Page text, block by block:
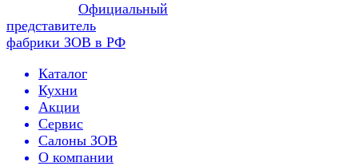
Официальный
представитель
фабрики ЗОВ в РФ
Каталог
Кухни
Акции
Сервис
Салоны ЗОВ
О компании